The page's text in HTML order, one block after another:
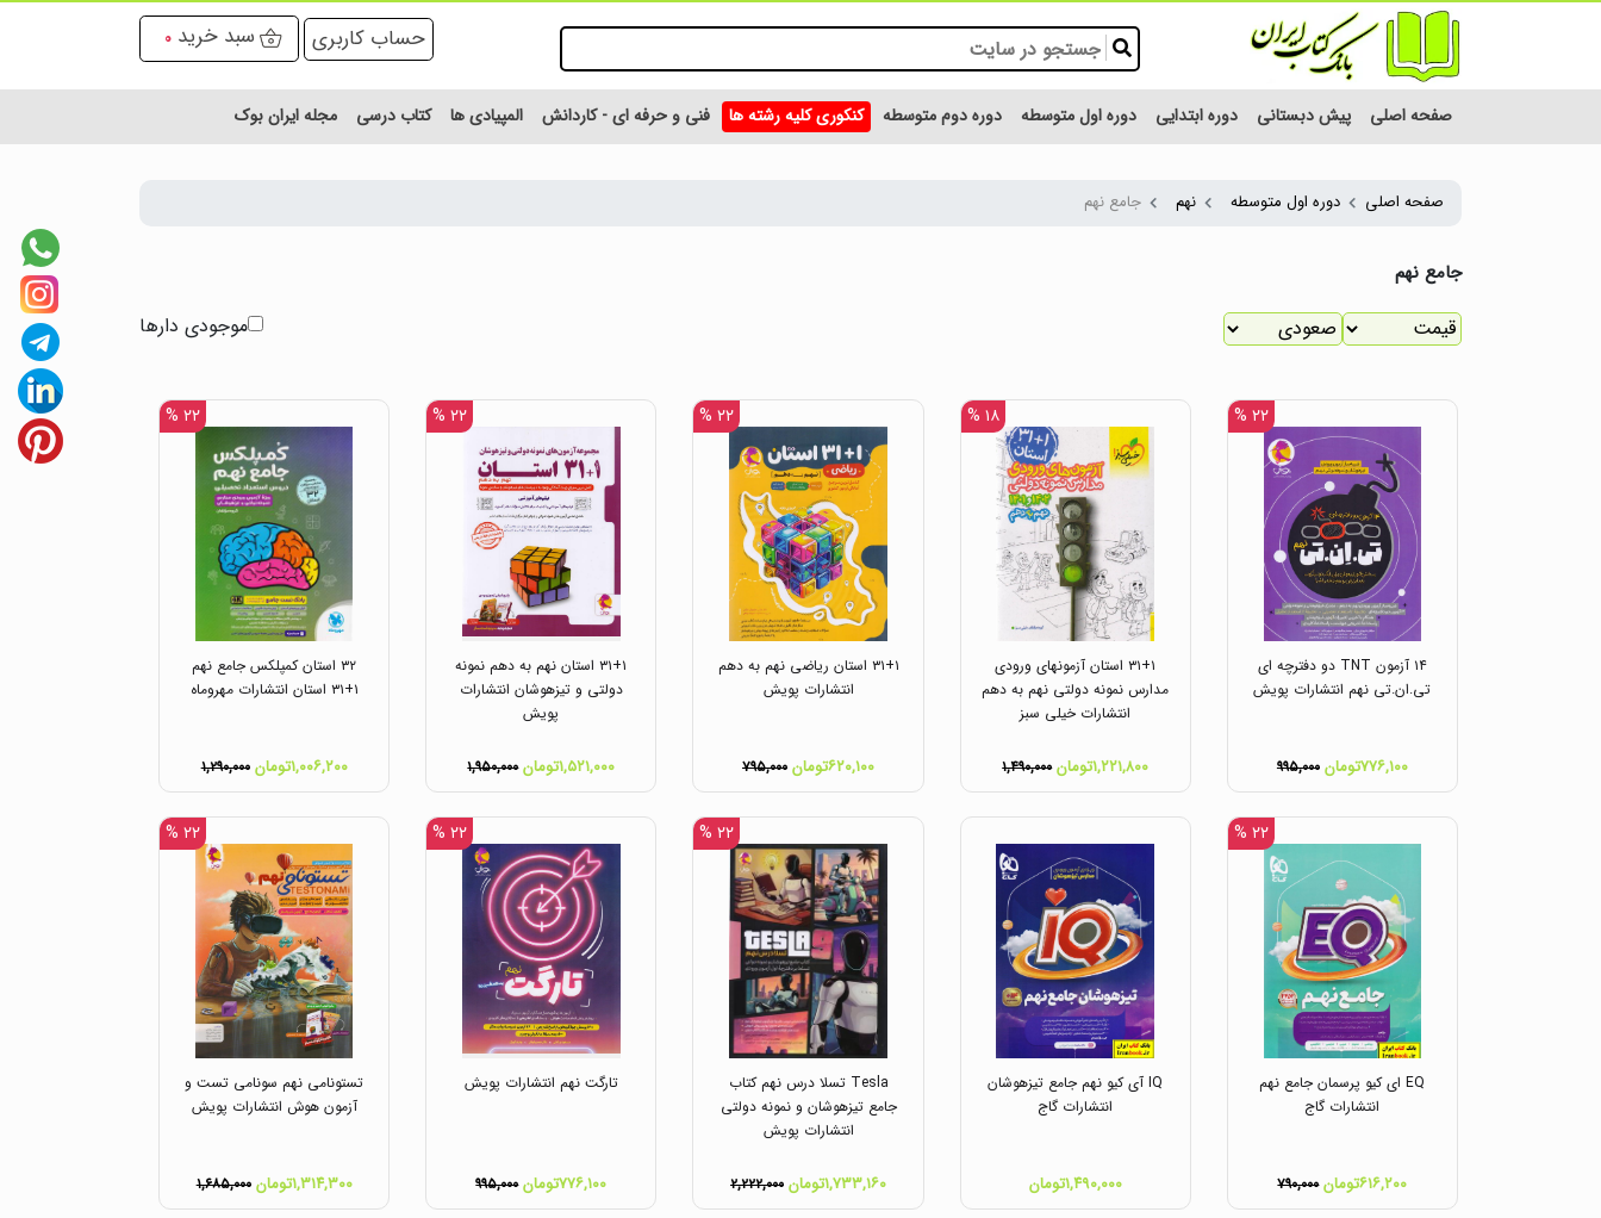
حساب کاربری سبد خرید 0
صفحه اصلی پیش دبستانی دوره ابتدایی دوره اول متوسطه دوره دوم متوسطه کنکوری کلیه رشته ها فنی و حرفه ای - کاردانش المپیادی ها کتاب درسی مجله ایران بوک
صفحه اصلی دوره اول متوسطه نهم جامع نهم
جامع نهم
موجودی دارها
۲۲ %
۱۴ آزمون TNT دو دفترچه ای
تی.ان.تی نهم انتشارات پویش
۷۷۶,۱۰۰تومان ۹۹۵,۰۰۰
۱۸ %
۳۱+۱ استان آزمونهای ورودی
مدارس نمونه دولتی نهم به دهم
انتشارات خیلی سبز
۱,۲۲۱,۸۰۰تومان ۱,۴۹۰,۰۰۰
۲۲ %
۳۱+۱ استان ریاضی نهم به دهم
انتشارات پویش
۶۲۰,۱۰۰تومان ۷۹۵,۰۰۰
۲۲ %
۳۱+۱ استان نهم به دهم نمونه
دولتی و تیزهوشان انتشارات
پویش
۱,۵۲۱,۰۰۰تومان ۱,۹۵۰,۰۰۰
۲۲ %
۳۲ استان کمپلکس جامع نهم
۱+۳۱ استان انتشارات مهروماه
۱,۰۰۶,۲۰۰تومان ۱,۲۹۰,۰۰۰
۲۲ %
EQ ای کیو پرسمان جامع نهم
انتشارات گاج
۶۱۶,۲۰۰تومان ۷۹۰,۰۰۰
IQ آی کیو نهم جامع تیزهوشان
انتشارات گاج
۱,۴۹۰,۰۰۰تومان
۲۲ %
Tesla تسلا درس نهم کتاب
جامع تیزهوشان و نمونه دولتی
انتشارات پویش
۱,۷۳۳,۱۶۰تومان ۲,۲۲۲,۰۰۰
۲۲ %
تارگت نهم انتشارات پویش
۷۷۶,۱۰۰تومان ۹۹۵,۰۰۰
۲۲ %
تستونامی نهم سونامی تست و
آزمون هوش انتشارات پویش
۱,۳۱۴,۳۰۰تومان ۱,۶۸۵,۰۰۰